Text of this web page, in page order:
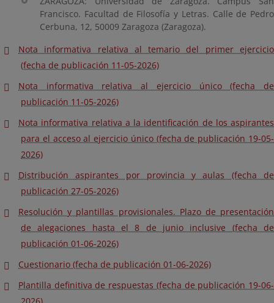
Francisco. Facultad de Filosofía y Letras. Calle de Pedro
Cerbuna, 12, 50009 Zaragoza (Zaragoza).
Nota informativa relativa al temario del primer ejercicio
(fecha de publicación 11-05-2026)
Nota informativa relativa al ejercicio único (fecha de
publicación 11-05-2026)
Nota informativa relativa a la identificación de los aspirantes
para el acceso al ejercicio único (fecha de publicación 19-05-
2026)
Distribución aspirantes por provincia y aulas (fecha de
publicación 27-05-2026)
Resolución y plantillas provisionales. Plazo de presentación
de alegaciones hasta el 8 de junio inclusive (fecha de
publicación 01-06-2026)
Cuestionario (fecha de publicación 01-06-2026)
Plantilla definitiva de respuestas (fecha de publicación 19-06-